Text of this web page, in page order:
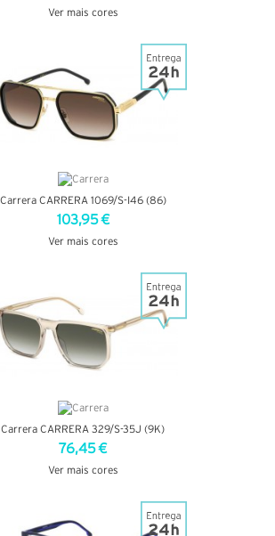
Ver mais cores
Carrera CARRERA 1069/S-I46 (86)
103,95 €
Ver mais cores
Carrera CARRERA 329/S-35J (9K)
76,45 €
Ver mais cores